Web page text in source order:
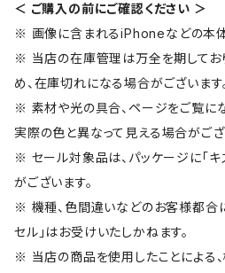
＜ ご購入の前にご確認ください ＞
※ 画像に含まれるiPhoneなどの本体
※ 当店の在庫管理は万全を期してお
め、在庫切れになる場合がございます
※ 素材や光の具合、ページをご覧に
実際の色と異なって見える場合がござ
※ セール対象品は、パッケージに「キ
がございます。
※ 機種、色間違いなどのお客様都合に
セル」はお受けいたしかねます。
※ 当店の商品を使用したことによる